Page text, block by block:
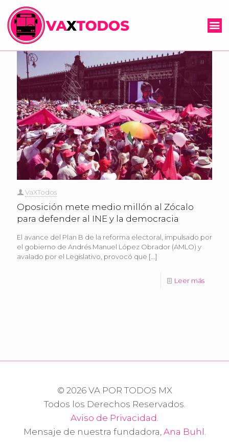
VaXTodos
Oposición mete medio millón al Zócalo
para defender al INE y la democracia
El avance del Plan B de la reforma electoral, impulsado por
el gobierno de Andrés Manuel López Obrador (AMLO) y
avalado por el Legislativo, provocó que […]
Leer más
© 2026 VA POR TODOS MX
Todos los Derechos Reservados.
Aviso de Privacidad
Mensaje de nuestra fundadora, Ana Buhl